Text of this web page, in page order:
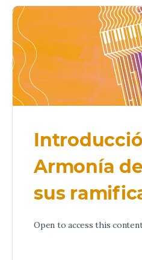
Armonía
sus
Open to access this